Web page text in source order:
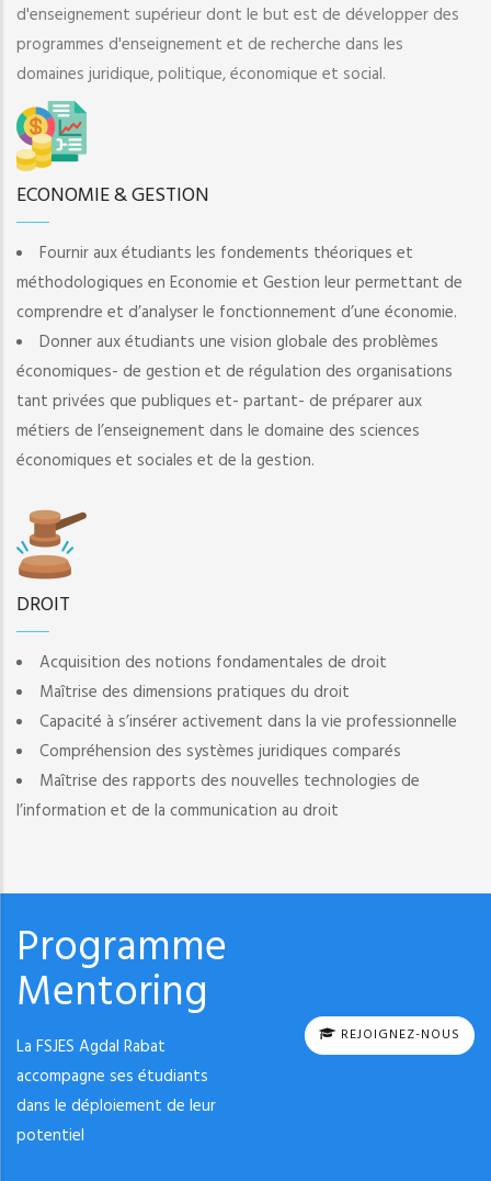
d'enseignement supérieur dont le but est de développer des
programmes d'enseignement et de recherche dans les
domaines juridique, politique, économique et social.
ECONOMIE & GESTION
Fournir aux étudiants les fondements théoriques et
méthodologiques en Economie et Gestion leur permettant de
comprendre et d’analyser le fonctionnement d’une économie.
Donner aux étudiants une vision globale des problèmes
économiques- de gestion et de régulation des organisations
tant privées que publiques et- partant- de préparer aux
métiers de l’enseignement dans le domaine des sciences
économiques et sociales et de la gestion.
DROIT
Acquisition des notions fondamentales de droit
Maîtrise des dimensions pratiques du droit
Capacité à s’insérer activement dans la vie professionnelle
Compréhension des systèmes juridiques comparés
Maîtrise des rapports des nouvelles technologies de
l’information et de la communication au droit
Programme
Mentoring
La FSJES Agdal Rabat
accompagne ses étudiants
dans le déploiement de leur
potentiel
REJOIGNEZ-NOUS